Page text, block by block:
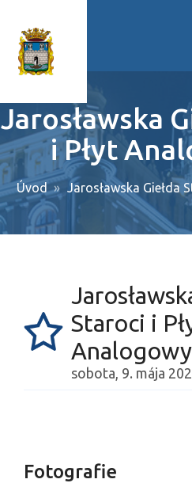
Jarosławska
i Płyt
Úvod Jarosławska Giełda
Staroci i
sobota, 9. mája
Fotografie